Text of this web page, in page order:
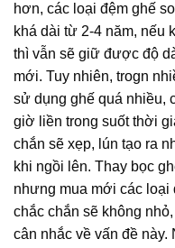
hơn, các loại đệm ghế
khá dài từ 2-4 năm, nếu
thì vẫn sẽ giữ được độ
mới. Tuy nhiên, trogn
sử dụng ghế quá nhiều,
giờ liền trong suốt thời
chắn sẽ xẹp, lún tạo ra
khi ngồi lên. Thay bọc
nhưng mua mới các loại
chắc chắn sẽ không
cân nhắc về vấn đề này.